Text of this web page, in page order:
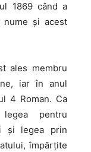
1869 când a
nume şi acest
ales membru
iar în anul
4 Roman. Ca
pentru
şi legea prin
împărţite